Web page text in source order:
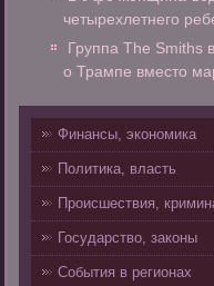
четырехлетнего
Группа The Smiths
о Трампе вместо
Финансы, экономика
Политика, власть
Происшествия,
Государство, законы
События в регионах